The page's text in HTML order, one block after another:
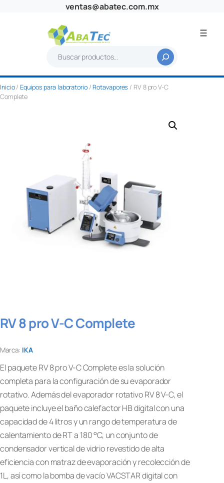
ventas@abatec.com.mx
s
c
Inicio/Equipos para laboratorio/Rotavapores / RV 8 pro V-C
Complete
RV 8 pro V-C Complete
Marca: IKA
El paquete RV 8 pro V-C Complete es la solución
completa para la configuración de su evaporador
rotativo. Además del evaporador rotativo RV 8 V-C, el
paquete incluye el baño calefactor HB digital con una
capacidad de 4 litros y un rango de temperatura de
calentamiento de RT a 180 °C, un conjunto de
condensador vertical de vidrio revestido de alta
eficiencia con matraz de evaporación y recolección de
1L, así como la bomba de vacío VACSTAR digital con